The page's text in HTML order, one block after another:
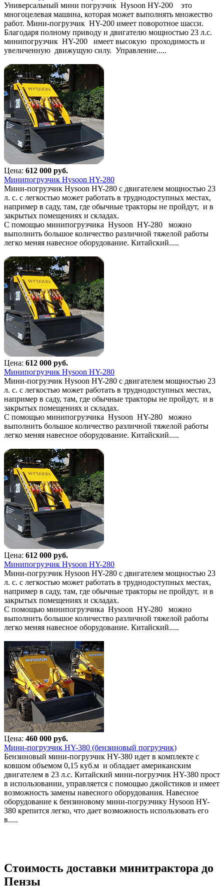
Универсальный мини погрузчик Hysoon HY-200 это
многоцелевая машина, которая может выполнять множество
работ. Мини-погрузчик HY-200 имеет поворотное шасси.
Благодаря полному приводу и двигателю мощностью 23 л.с.
минипогрузчик HY-200 имеет высокую проходимость и
увеличенную движущую силу. Управление.....
Цена: 612 000 руб.
Минипогрузчик Hysoon HY-280
Мини-погрузчик Hysoon HY-280 с двигателем мощностью 23
л. с. с легкостью может работать в труднодоступных местах,
например в саду, там, где обычные тракторы не пройдут, и в
закрытых помещениях и складах.
С помощью минипогрузчика Hysoon HY-280 можно
выполнить большое количество различной тяжелой работы
легко меняя навесное оборудование. Китайский.....
Цена: 612 000 руб.
Минипогрузчик Hysoon HY-280
Мини-погрузчик Hysoon HY-280 с двигателем мощностью 23
л. с. с легкостью может работать в труднодоступных местах,
например в саду, там, где обычные тракторы не пройдут, и в
закрытых помещениях и складах.
С помощью минипогрузчика Hysoon HY-280 можно
выполнить большое количество различной тяжелой работы
легко меняя навесное оборудование. Китайский.....
Цена: 612 000 руб.
Минипогрузчик Hysoon HY-280
Мини-погрузчик Hysoon HY-280 с двигателем мощностью 23
л. с. с легкостью может работать в труднодоступных местах,
например в саду, там, где обычные тракторы не пройдут, и в
закрытых помещениях и складах.
С помощью минипогрузчика Hysoon HY-280 можно
выполнить большое количество различной тяжелой работы
легко меняя навесное оборудование. Китайский.....
Цена: 460 000 руб.
Мини-погрузчик HY-380 (бензиновый погрузчик)
Бензиновый мини-погрузчик HY-380 идет в комплекте с
ковшом объемом 0,15 куб.м и обладает американским
двигателем в 23 л.с. Китайский мини-погрузчик HY-380 прост
в использовании, управляется с помощью джойстиков и имеет
возможность замены навесного оборудования. Навесное
оборудование к бензиновому мини-погрузчику Hysoon HY-
380 крепится легко, что дает возможность использовать его
в.....
Стоимость доставки минитрактора до
Пензы